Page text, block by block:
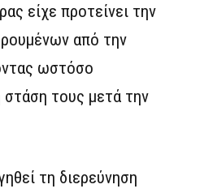
είχε προτείνει την
από την
ωστόσο
τους μετά την
τη διερεύνηση